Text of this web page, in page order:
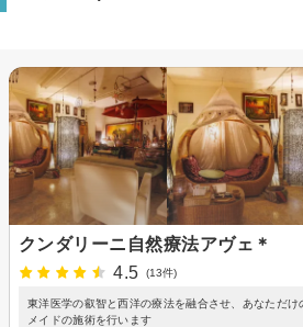
クンダリーニ自然療法アヴェ＊
4.5
(13件)
東洋医学の叡智と西洋の療法を融合させ、あなただ
メイドの施術を行います